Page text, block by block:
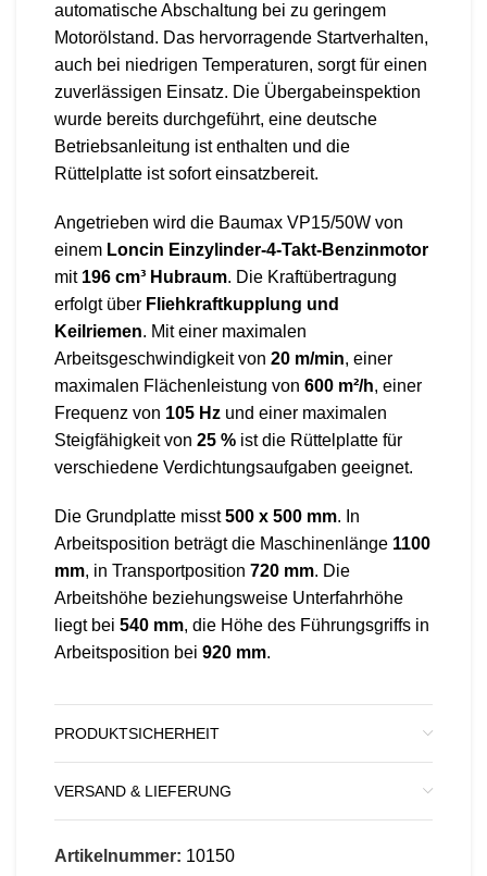
automatische Abschaltung bei zu geringem
Motorölstand. Das hervorragende Startverhalten,
auch bei niedrigen Temperaturen, sorgt für einen
zuverlässigen Einsatz. Die Übergabeinspektion
wurde bereits durchgeführt, eine deutsche
Betriebsanleitung ist enthalten und die
Rüttelplatte ist sofort einsatzbereit.
Angetrieben wird die Baumax VP15/50W von
einem Loncin Einzylinder-4-Takt-Benzinmotor
mit 196 cm³ Hubraum. Die Kraftübertragung
erfolgt über Fliehkraftkupplung und
Keilriemen. Mit einer maximalen
Arbeitsgeschwindigkeit von 20 m/min, einer
maximalen Flächenleistung von 600 m²/h, einer
Frequenz von 105 Hz und einer maximalen
Steigfähigkeit von 25 % ist die Rüttelplatte für
verschiedene Verdichtungsaufgaben geeignet.
Die Grundplatte misst500 x 500 mm. In
Arbeitsposition beträgt die Maschinenlänge 1100
mm, in Transportposition 720 mm. Die
Arbeitshöhe beziehungsweise Unterfahrhöhe
liegt bei 540 mm, die Höhe des Führungsgriffs in
Arbeitsposition bei 920 mm.
PRODUKTSICHERHEIT
VERSAND & LIEFERUNG
Artikelnummer: 10150